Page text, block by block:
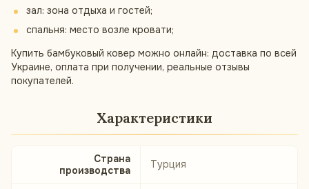
зал: зона отдыха и гостей;
спальня: место возле кровати;
Купить бамбуковый ковер можно онлайн: доставка по всей
Украине, оплата при получении, реальные отзывы
покупателей.
Характеристики
Страна
производства
Турция